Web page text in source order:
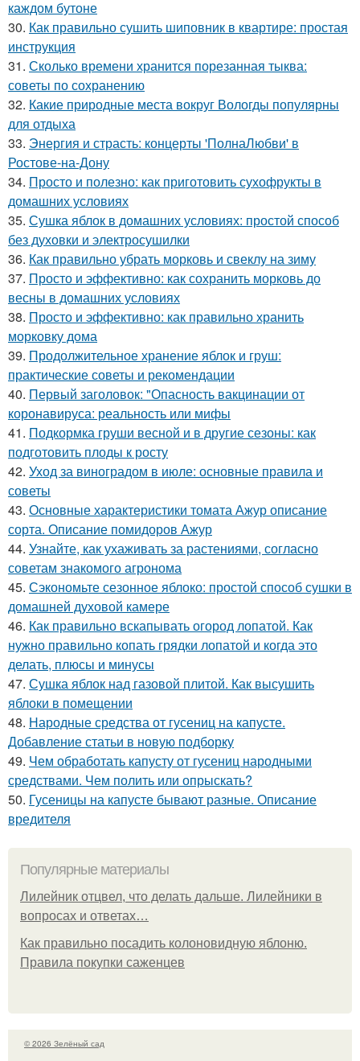
каждом бутоне
30. Как правильно сушить шиповник в квартире: простая
инструкция
31. Сколько времени хранится порезанная тыква:
советы по сохранению
32. Какие природные места вокруг Вологды популярны
для отдыха
33. Энергия и страсть: концерты 'ПолнаЛюбви' в
Ростове-на-Дону
34. Просто и полезно: как приготовить сухофрукты в
домашних условиях
35. Сушка яблок в домашних условиях: простой способ
без духовки и электросушилки
36. Как правильно убрать морковь и свеклу на зиму
37. Просто и эффективно: как сохранить морковь до
весны в домашних условиях
38. Просто и эффективно: как правильно хранить
морковку дома
39. Продолжительное хранение яблок и груш:
практические советы и рекомендации
40. Первый заголовок: "Опасность вакцинации от
коронавируса: реальность или мифы
41. Подкормка груши весной и в другие сезоны: как
подготовить плоды к росту
42. Уход за виноградом в июле: основные правила и
советы
43. Основные характеристики томата Ажур описание
сорта. Описание помидоров Ажур
44. Узнайте, как ухаживать за растениями, согласно
советам знакомого агронома
45. Сэкономьте сезонное яблоко: простой способ сушки в
домашней духовой камере
46. Как правильно вскапывать огород лопатой. Как
нужно правильно копать грядки лопатой и когда это
делать, плюсы и минусы
47. Сушка яблок над газовой плитой. Как высушить
яблоки в помещении
48. Народные средства от гусениц на капусте.
Добавление статьи в новую подборку
49. Чем обработать капусту от гусениц народными
средствами. Чем полить или опрыскать?
50. Гусеницы на капусте бывают разные. Описание
вредителя
Популярные материалы
Лилейник отцвел, что делать дальше. Лилейники в
вопросах и ответах…
Как правильно посадить колоновидную яблоню.
Правила покупки саженцев
© 2026 Зелёный сад